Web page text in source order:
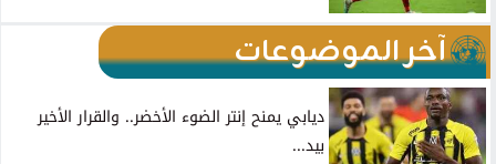
آخر الموضوعات
ديابي يمنح إنتر الضوء الأخضر.. والقرار الأخير
بيد...